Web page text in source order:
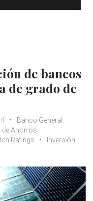
de bancos
de grado de
Banco General
de Ahorros
Ratings
Inversión